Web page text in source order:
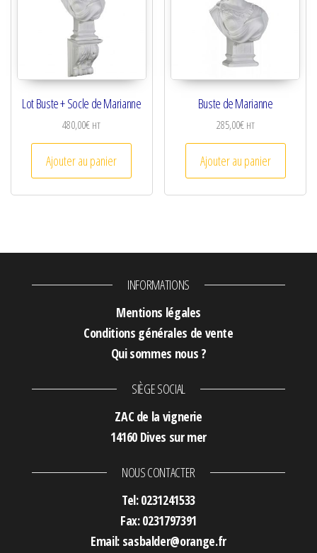
Lot Buste + Socle de Marianne
480,00€ HT
Ajouter au panier
Buste de Marianne
285,00€ HT
Ajouter au panier
INFORMATIONS
Mentions légales
Conditions générales de vente
Qui sommes nous ?
SIÈGE SOCIAL
ZAC de la vignerie
14160 Dives sur mer
NOUS CONTACTER
Tel: 0231241533
Fax: 0231797391
Email: sasbalder@orange.fr